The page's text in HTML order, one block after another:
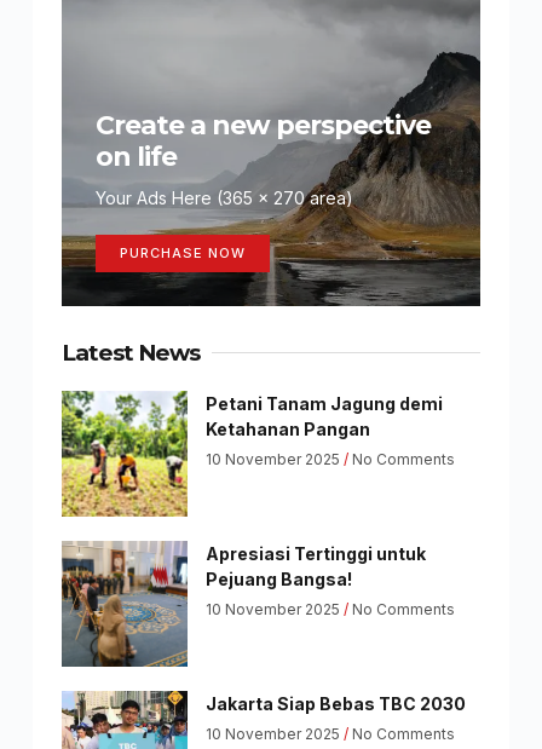
Create a new perspective
on life
Your Ads Here (365 x 270 area)
PURCHASE NOW
Latest News
Petani Tanam Jagung demi
Ketahanan Pangan
10 November 2025 No Comments
Apresiasi Tertinggi untuk
Pejuang Bangsa!
10 November 2025 No Comments
Jakarta Siap Bebas TBC 2030
10 November 2025 No Comments